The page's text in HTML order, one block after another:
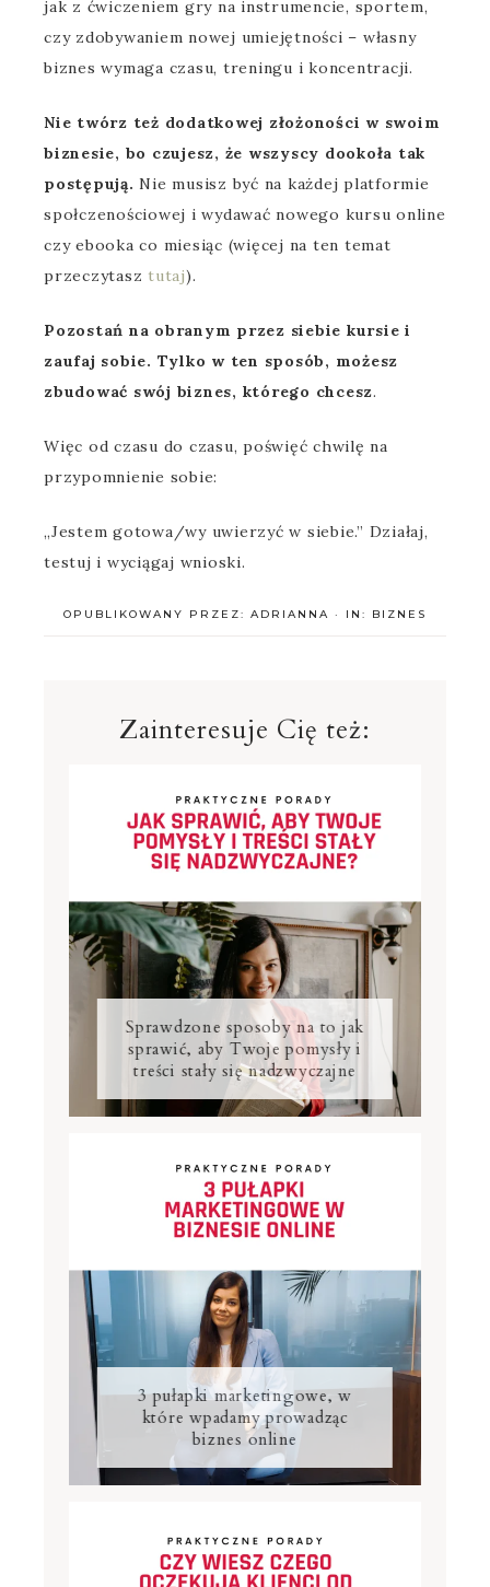
jak z ćwiczeniem gry na instrumencie, sportem,
czy zdobywaniem nowej umiejętności – własny
biznes wymaga czasu, treningu i koncentracji.
Nie twórz też dodatkowej złożoności w swoim
biznesie, bo czujesz, że wszyscy dookoła tak
postępują.Nie musisz być na każdej platformie
społczenościowej i wydawać nowego kursu online
czy ebooka co miesiąc (więcej na ten temat
przeczytasz tutaj).
Pozostań na obranym przez siebie kursie i
zaufaj sobie. Tylko w ten sposób, możesz
zbudować swój biznes, którego chcesz.
Więc od czasu do czasu, poświęć chwilę na
przypomnienie sobie:
„Jestem gotowa/wy uwierzyć w siebie.” Działaj,
testuj i wyciągaj wnioski.
OPUBLIKOWANY PRZEZ: ADRIANNA · IN: BIZNES
Zainteresuje Cię też:
Sprawdzone sposoby na to jak
sprawić, aby Twoje pomysły i
treści stały się nadzwyczajne
3 pułapki marketingowe, w
które wpadamy prowadząc
biznes online